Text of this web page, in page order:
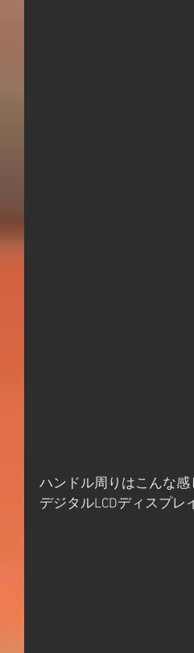
ハンドル周りはこんな感
デジタルLCDディスプ